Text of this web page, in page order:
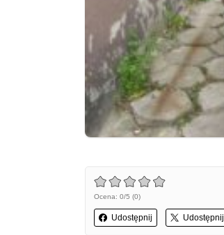
Ocena: 0/5 (0)
Udostępnij Udostępnij